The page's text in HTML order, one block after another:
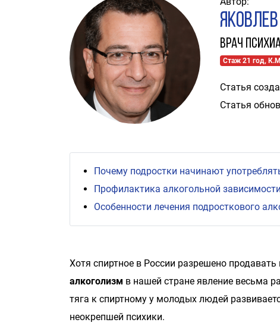
Врач
Стаж 21 год,
Статья
Статья
Почему подростки начинают
Профилактика алкогольной
Особенности лечения подросткового
Хотя спиртное в России разрешено
алкоголизм в нашей стране явление весьма
тяга к спиртному у молодых людей
неокрепшей психики.